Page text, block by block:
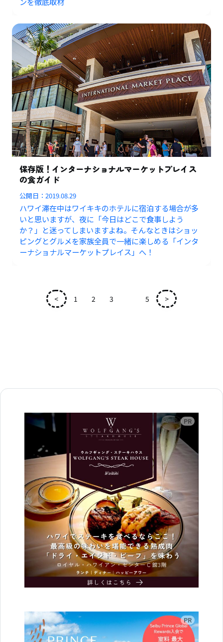
保存版！インターナショナルマーケットプレイス
の食ガイド
公開日：2019.08.29
ハワイ滞在中はワイキキのホテルに宿泊する場合が多
いと思いますが、夜に「今日はどこで食事しよう
か？」と迷ってしまいますよね。そんなときはショッ
ピングとグルメを家族全員で一緒に楽しめる「インタ
ーナショナルマーケットプレイス」へ！
< 1 2 3 5 >
広告
広告